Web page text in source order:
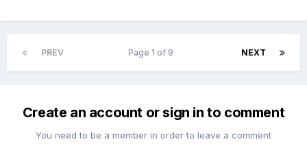
PREV NEXT
Page 1 of 9
Create an account or sign in to comment
You need to be a member in order to leave a comment